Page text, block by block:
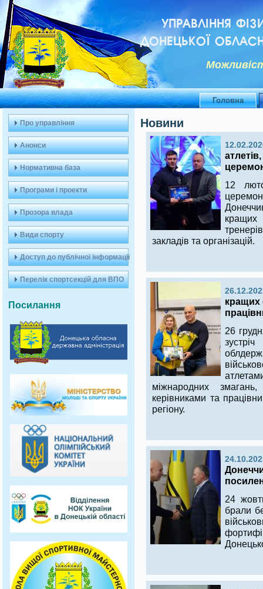
УПРАВЛІННЯ
ДОНЕЦЬКОЇ
Головна
Про управління
Анонси
Нормативна база
Програми і проекти
Прозора влада
Види спорту
Доступ до публічної інформації
Перелік спортсекцій для ВПО
Посилання
Новини
12
закладів та організацій.
кращих
26
міжнародних
керівниками та
регіону.
24
брали